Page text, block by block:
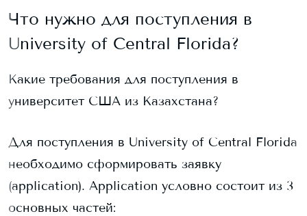
Что нужно для поступления в
University of Central Florida?
Какие требования для поступления в
университет США из Казахстана?
Для поступления в University of Central Florida
необходимо сформировать заявку
(application). Application условно состоит из 3
основных частей: